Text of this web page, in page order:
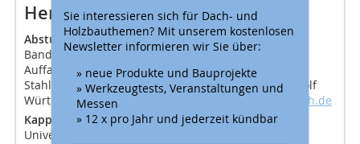
Herstellerindex (Auswahl)
AbsturzsicherungVerbindungsmittel mit
Bandfalldämpfer und Rohrkarabiner, mitlaufendes
Auffanggerät, Höhensicherungsgerät „HSG Pro“ mit
Stahlseil und „HSG-25 Compact“, Bandschlingen, Adolf
Würth GmbH & Co. KG, 74650 Künzelsau,
www.wuerth.de
Kapp- und Gehrungssäge„DWS 780Kit“ mit
Universaluntergestell „DE7023“, DeWalt, Idstein,
Sie interessieren sich für Dach- und
Holzbauthemen? Mit unserem kostenlosen
Newsletter informieren wir Sie über:
» neue Produkte und Bauprojekte
» Werkzeugtests, Veranstaltungen und
Messen
» 12 x pro Jahr und jederzeit kündbar